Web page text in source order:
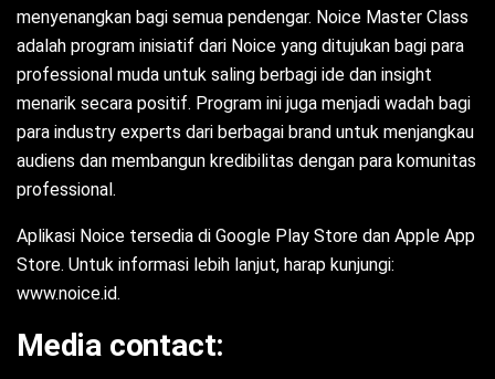
menyenangkan bagi semua pendengar. Noice Master Class
adalah program inisiatif dari Noice yang ditujukan bagi para
professional muda untuk saling berbagi ide dan insight
menarik secara positif. Program ini juga menjadi wadah bagi
para industry experts dari berbagai brand untuk menjangkau
audiens dan membangun kredibilitas dengan para komunitas
professional.
Aplikasi Noice tersedia di Google Play Store dan Apple App
Store. Untuk informasi lebih lanjut, harap kunjungi:
www.noice.id.
Media contact: